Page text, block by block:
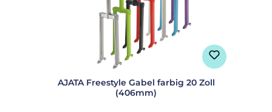
AJATA Freestyle Gabel farbig 20 Zoll
(406mm)